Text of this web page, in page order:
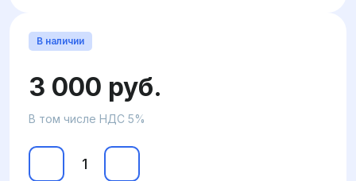
В наличии
3 000 руб.
В том числе НДС 5%